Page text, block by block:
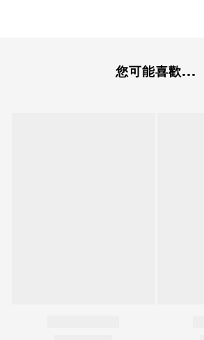
您可能喜歡...